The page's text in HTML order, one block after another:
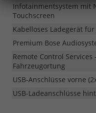
Infotainmentsystem mit
Touchscreen
Kabelloses Ladegerät
Premium Bose
Remote Control
Fahrzeugortung
USB-Anschlüsse vorne
USB-Ladeanschlüsse